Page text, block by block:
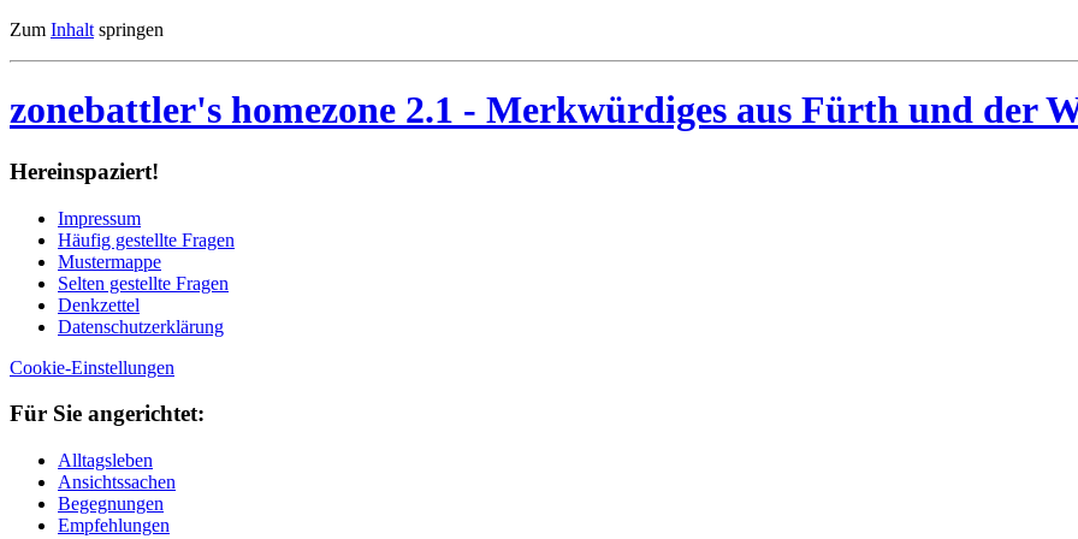
Zum Inhalt springen
zonebattler's homezone 2.1 - Merkwürdiges aus Fürth und der
Her­ein­spa­ziert!
Im­pres­sum
Häu­fig ge­stell­te Fra­gen
Mu­ster­map­pe
Sel­ten ge­stell­te Fra­gen
Denk­zet­tel
Da­ten­schutz­er­klä­rung
Cookie-Einstellungen
Für Sie an­ge­rich­tet:
Alltagsleben
Ansichtssachen
Begegnungen
Empfehlungen